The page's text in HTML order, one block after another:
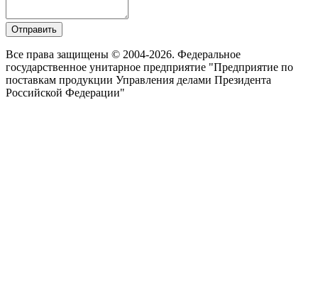
Отправить
Все права защищены © 2004-2026. Федеральное
государственное унитарное предприятие "Предприятие по
поставкам продукции Управления делами Президента
Российской Федерации"